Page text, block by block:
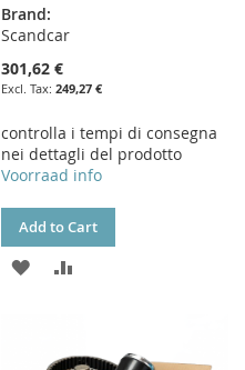
Brand:
Scandcar
301,62 €
249,27 €
controlla i tempi di consegna
nei dettagli del prodotto
Voorraad info
Add to Cart
ADD